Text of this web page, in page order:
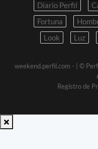
Diario Perfil
Fortuna
Look
Luz
weekend.perfil.com -
| ©
Registro de